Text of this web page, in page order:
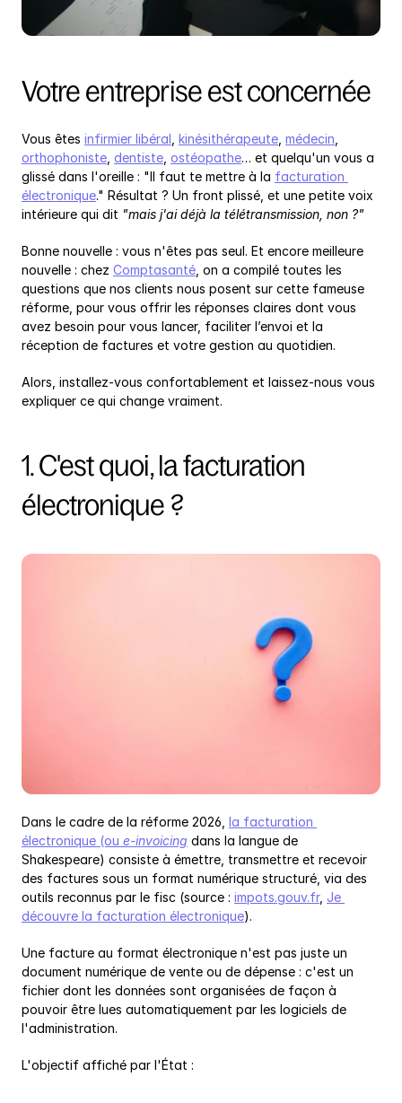
Votre entreprise est concernée
Vous êtes infirmier libéral kinésithérapeute médecin
orthophoniste dentiste ostéopathe… et quelqu'un vous a
glissé dans l'oreille : "Il faut te mettre à la facturation
électronique." Résultat ? Un front plissé, et une petite voix
intérieure qui dit "mais j'ai déjà la télétransmission, non ?"
Bonne nouvelle : vous n'êtes pas seul. Et encore meilleure
nouvelle : chez Comptasanté , on a compilé toutes les
questions que nos clients nous posent sur cette fameuse
réforme, pour vous offrir les réponses claires dont vous
avez besoin pour vous lancer, faciliter l’envoi et la
réception de factures et votre gestion au quotidien.
Alors, installez-vous confortablement et laissez-nous vous
expliquer ce qui change vraiment.
1. C'est quoi, la facturation
électronique ?
Dans le cadre de la réforme 2026, la facturation
électronique (ou e-invoicing dans la langue de
Shakespeare) consiste à émettre, transmettre et recevoir
des factures sous un format numérique structuré, via des
outils reconnus par le fisc (source : impots.gouv.fr, Je
découvre la facturation électronique).
Une facture au format électronique n'est pas juste un
document numérique de vente ou de dépense : c'est un
fichier dont les données sont organisées de façon à
pouvoir être lues automatiquement par les logiciels de
l'administration.
L'objectif affiché par l'État :